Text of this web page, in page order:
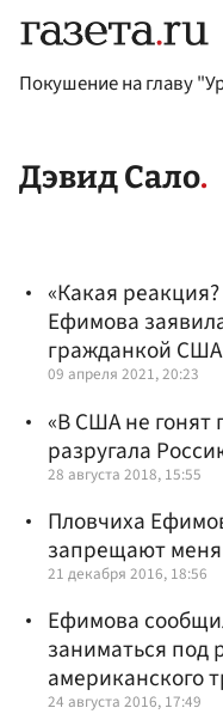
Покушение на главу
Дэвид Сало
«Какая
Ефимова
гражданкой США
09 апреля 2021, 20:23
«В США не гонят
разругала
28 августа 2018, 15:55
Пловчиха
запрещают
21 декабря 2016, 18:56
Ефимова
заниматься под
американского
24 августа 2016, 17:49